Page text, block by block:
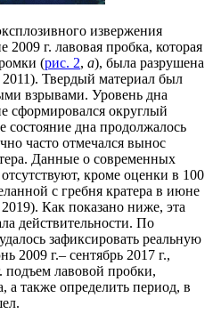
извержения
г. лавовая пробка, которая
(рис. 2, а), была разрушена
Твердый материал был
взрывами. Уровень дна
сформировался округлый
состояние дна продолжалось
часто отмечался вынос
Данные о современных
кроме оценки в 100
с гребня кратера в июне
Как показано ниже, эта
действительности. По
зафиксировать реальную
2009 г.– сентябрь 2017 г.,
подъем лавовой пробки,
а также определить период, в